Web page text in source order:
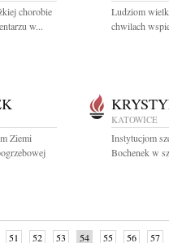
chorobie
w...
Ludziom
chwilach
Ziemi
KATOWICE
Instytucjom
Bochenek w
51 52 53 54 55 56 57